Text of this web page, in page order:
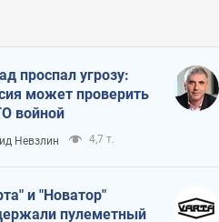
проспал угрозу:
может проверить
войной
Невзлин 4,7 т.
и "Новатор"
пулеметный